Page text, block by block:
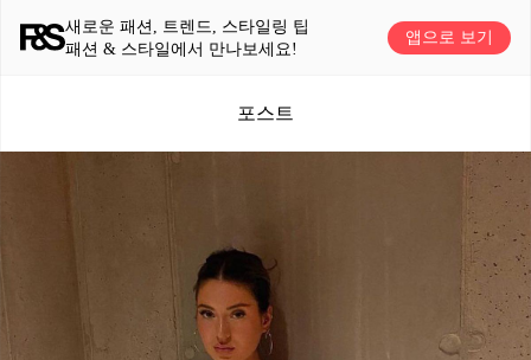
새로운 패션, 트렌드, 스타일링 팁
패션 & 스타일에서 만나보세요!
앱으로 보기
포스트